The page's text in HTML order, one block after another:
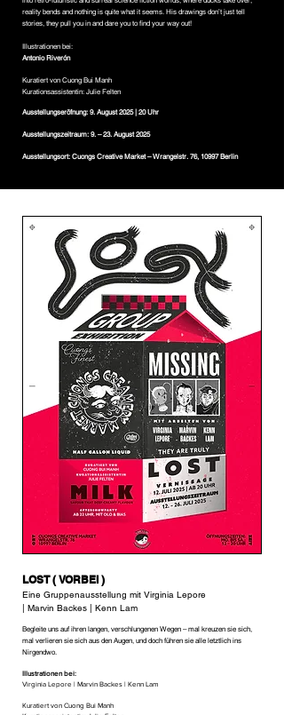
reality bends and nothing is quite what it seems. His drawings don’t just tell
stories, they pull you in and dare you to find your way out!
Illustrationen bei:
Antonio Riverón
Kuratiert von Cuong Bui Manh
Kurationsassistentin: Julie Felten
Ausstellungseröfnung: 9. August 2025 | 20 Uhr
Ausstellungszeitraum: 9. – 23. August 2025
Ausstellungsort: Cuongs Creative Market – Wrangelstr. 76, 10997 Berlin
LOST ( VORBEI )
Eine Gruppenausstellung mit Virginia Lepore
| Marvin Backes | Kenn Lam
Begleite uns auf ihren langen, verschlungenen Wegen – mal kreuzen sie sich,
mal verlieren sie sich aus den Augen, und doch führen sie alle letztlich ins
Nirgendwo.
Illustrationen bei:
Virginia Lepore | Marvin Backes | Kenn Lam
Kuratiert von Cuong Bui Manh